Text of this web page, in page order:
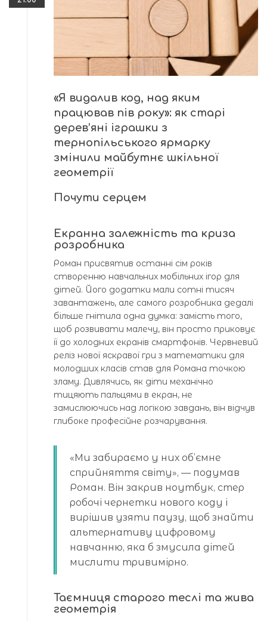
«Я видалив код, над яким
працював пів року»: як старі
дерев’яні іграшки з
тернопільського ярмарку
змінили майбутнє шкільної
геометрії
Почути серцем
Екранна залежність та криза
розробника
Роман присвятив останні сім років
створенню навчальних мобільних ігор для
дітей. Його додатки мали сотні тисяч
завантажень, але самого розробника дедалі
більше гнітила одна думка: замість того,
щоб розвивати малечу, він просто приковує
її до холодних екранів смартфонів. Червневий
реліз нової яскравої гри з математики для
молодших класів став для Романа точкою
зламу. Дивлячись, як діти механічно
тицяють пальцями в екран, не
замислюючись над логікою завдань, він відчув
глибоке професійне розчарування.
«Ми забираємо у них об’ємне
сприйняття світу», — подумав
Роман. Він закрив ноутбук, стер
робочі чернетки нового коду і
вирішив узяти паузу, щоб знайти
альтернативу цифровому
навчанню, яка б змусила дітей
мислити тривимірно.
Таємниця старого теслі та жива
геометрія